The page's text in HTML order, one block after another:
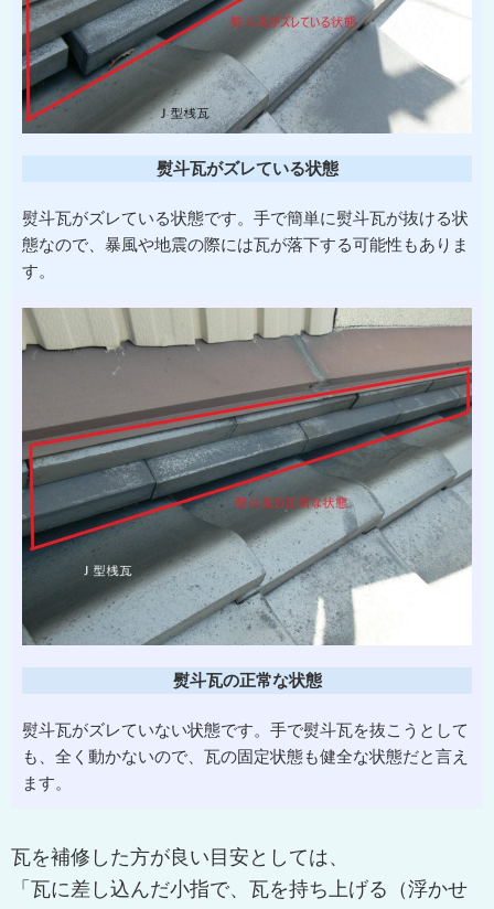
熨斗瓦がズレている状態
熨斗瓦がズレている状態です。手で簡単に熨斗瓦が抜ける状
態なので、暴風や地震の際には瓦が落下する可能性もありま
す。
熨斗瓦の正常な状態
熨斗瓦がズレていない状態です。手で熨斗瓦を抜こうとして
も、全く動かないので、瓦の固定状態も健全な状態だと言え
ます。
瓦を補修した方が良い目安としては、
「瓦に差し込んだ小指で、瓦を持ち上げる（浮かせ